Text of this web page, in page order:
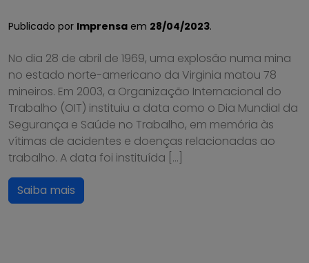
Publicado por Imprensa em 28/04/2023.
No dia 28 de abril de 1969, uma explosão numa mina
no estado norte-americano da Virginia matou 78
mineiros. Em 2003, a Organização Internacional do
Trabalho (OIT) instituiu a data como o Dia Mundial da
Segurança e Saúde no Trabalho, em memória às
vítimas de acidentes e doenças relacionadas ao
trabalho. A data foi instituída […]
Saiba mais